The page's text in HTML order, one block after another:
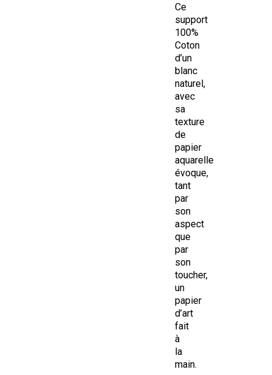
Ce
support
100%
Coton
d’un
blanc
naturel,
avec
sa
texture
de
papier
aquarelle
évoque,
tant
par
son
aspect
que
par
son
toucher,
un
papier
d’art
fait
à
la
main.